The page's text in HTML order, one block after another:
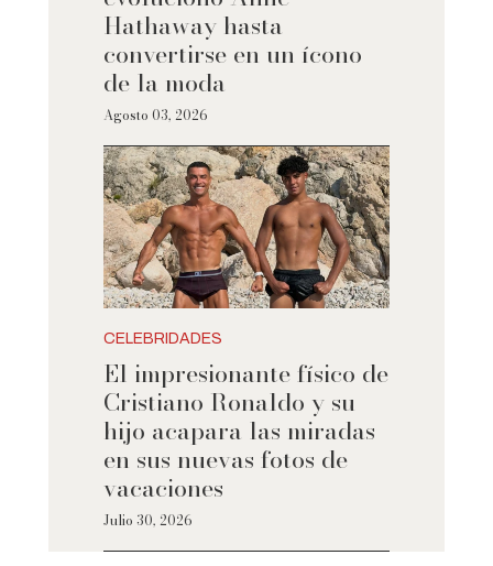
Hathaway hasta
convertirse en un ícono
de la moda
Agosto 03, 2026
CELEBRIDADES
El impresionante físico de
Cristiano Ronaldo y su
hijo acapara las miradas
en sus nuevas fotos de
vacaciones
Julio 30, 2026